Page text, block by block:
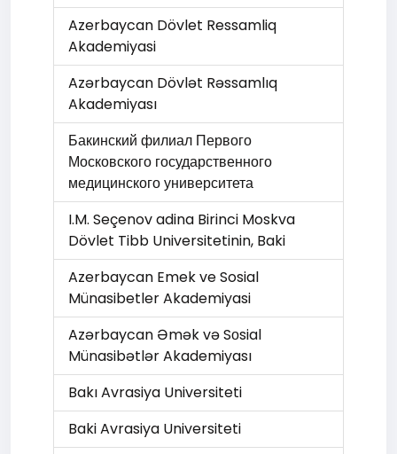
Azerbaycan Dövlet Ressamliq
Akademiyasi
Azərbaycan Dövlət Rəssamlıq
Akademiyası
Бакинский филиал Первого
Московского государственного
медицинского университета
I.M. Seçenov adina Birinci Moskva
Dövlet Tibb Universitetinin, Baki
Azerbaycan Emek ve Sosial
Münasibetler Akademiyasi
Azərbaycan Əmək və Sоsial
Münasibətlər Akademiyası
Bakı Avrasiya Universiteti
Baki Avrasiya Universiteti